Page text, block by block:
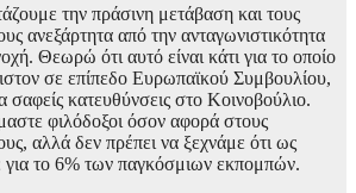
την πράσινη μετάβαση και τους
ανεξάρτητα από την ανταγωνιστικότητα
Θεωρώ ότι αυτό είναι κάτι για το οποίο
σε επίπεδο Ευρωπαϊκού Συμβουλίου,
κατευθύνσεις στο Κοινοβούλιο.
φιλόδοξοι όσον αφορά στους
αλλά δεν πρέπει να ξεχνάμε ότι ως
το 6% των παγκόσμιων εκπομπών.